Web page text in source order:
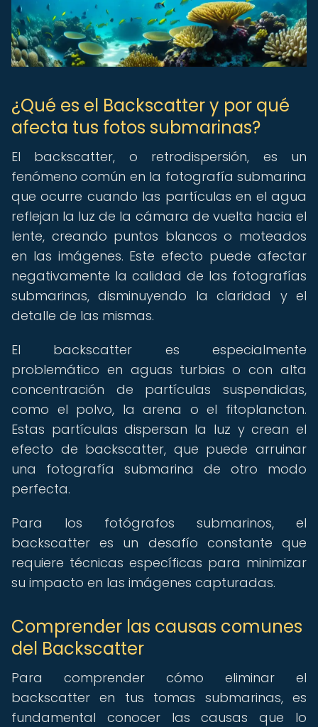
¿Qué es el Backscatter y por qué
afecta tus fotos submarinas?
El backscatter, o retrodispersión, es un
fenómeno común en la fotografía submarina
que ocurre cuando las partículas en el agua
reflejan la luz de la cámara de vuelta hacia el
lente, creando puntos blancos o moteados
en las imágenes. Este efecto puede afectar
negativamente la calidad de las fotografías
submarinas, disminuyendo la claridad y el
detalle de las mismas.
El backscatter es especialmente
problemático en aguas turbias o con alta
concentración de partículas suspendidas,
como el polvo, la arena o el fitoplancton.
Estas partículas dispersan la luz y crean el
efecto de backscatter, que puede arruinar
una fotografía submarina de otro modo
perfecta.
Para los fotógrafos submarinos, el
backscatter es un desafío constante que
requiere técnicas específicas para minimizar
su impacto en las imágenes capturadas.
Comprender las causas comunes
del Backscatter
Para comprender cómo eliminar el
backscatter en tus tomas submarinas, es
fundamental conocer las causas que lo